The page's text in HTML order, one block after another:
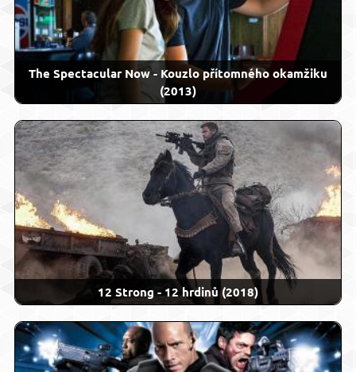
The Spectacular Now - Kouzlo přítomného okamžiku
(2013)
12 Strong - 12 hrdinů (2018)